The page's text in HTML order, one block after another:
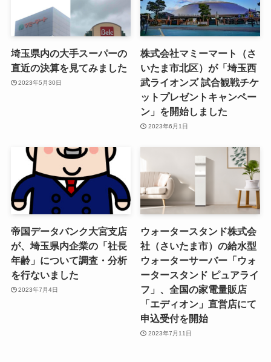
埼玉県内の大手スーパーの
直近の決算を見てみました
2023年5月30日
株式会社マミーマート（さ
いたま市北区）が「埼玉西
武ライオンズ 試合観戦チケ
ットプレゼントキャンペー
ン」を開始しました
2023年6月1日
帝国データバンク大宮支店
が、埼玉県内企業の「社長
年齢」について調査・分析
を行ないました
2023年7月4日
ウォータースタンド株式会
社（さいたま市）の給水型
ウォーターサーバー「ウォ
ータースタンド ピュアライ
フ」、全国の家電量販店
「エディオン」直営店にて
申込受付を開始
2023年7月11日